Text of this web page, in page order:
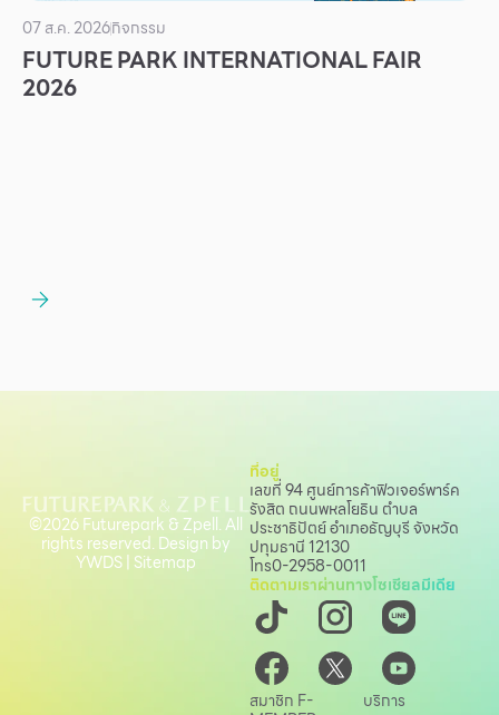
ตำแหน่งงาน
สมัครงาน
สิทธิประโยชน์ที่ฟิวเจอร์พาร์ค
07 ส.ค. 2026กิจกรรม
FUTURE PARK INTERNATIONAL FAIR
2026
ที่อยู่
เลขที่ 94 ศูนย์การค้าฟิวเจอร์พาร์ค
รังสิต ถนนพหลโยธิน ตำบล
ประชาธิปัตย์ อำเภอธัญบุรี จังหวัด
ปทุมธานี 12130
โทร0-2958-0011
ติดตามเราผ่านทางโซเชียลมีเดีย
สมาชิก F- บริการ
©2026 Futurepark & Zpell. All
rights reserved. Design by
YWDS| Sitemap